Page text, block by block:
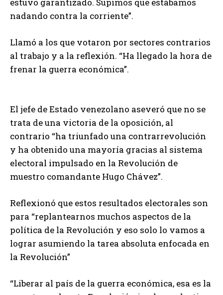
estuvo garantizado. Supimos que estábamos
nadando contra la corriente”.
Llamó a los que votaron por sectores contrarios
al trabajo y a la reflexión. “Ha llegado la hora de
frenar la guerra económica”.
El jefe de Estado venezolano aseveró que no se
trata de una victoria de la oposición, al
contrario “ha triunfado una contrarrevolución
y ha obtenido una mayoría gracias al sistema
electoral impulsado en la Revolución de
muestro comandante Hugo Chávez”.
Reflexionó que estos resultados electorales son
para “replantearnos muchos aspectos de la
política de la Revolución y eso solo lo vamos a
lograr asumiendo la tarea absoluta enfocada en
la Revolución”
“Liberar al país de la guerra económica, esa es la